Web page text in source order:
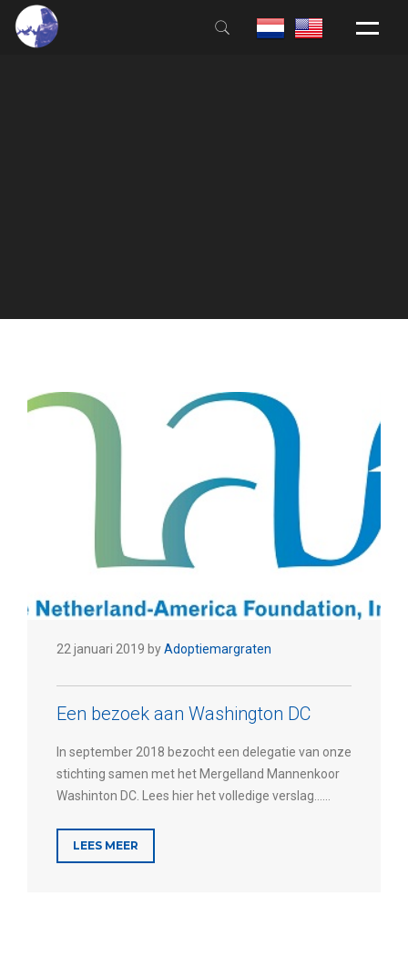
22 januari 2019 byAdoptiemargraten
Een bezoek aan Washington DC
In september 2018 bezocht een delegatie van onze
stichting samen met het Mergelland Mannenkoor
Washinton DC. Lees hier het volledige verslag……
LEES MEER